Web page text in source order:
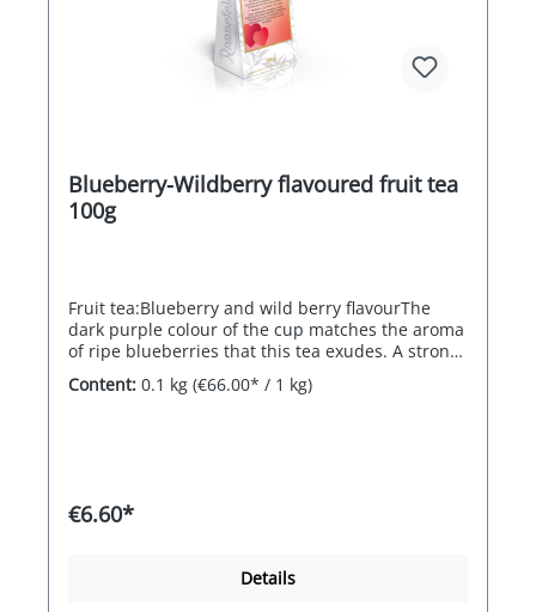
Blueberry-Wildberry flavoured fruit tea
100g
Fruit tea:Blueberry and wild berry flavourThe
dark purple colour of the cup matches the aroma
of ripe blueberries that this tea exudes. A strong,
fruity blend with elderberries, blackberries and
hibiscus.
Content: 0.1 kg (€66.00* / 1 kg)
€6.60*
Details